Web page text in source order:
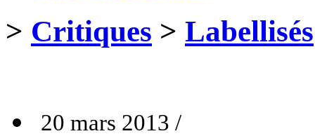
> Critiques > Labellisés
20 mars 2013 /